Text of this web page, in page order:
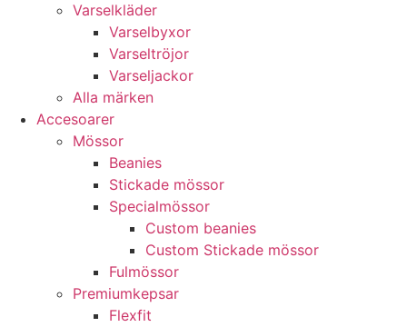
Varselkläder
Varselbyxor
Varseltröjor
Varseljackor
Alla märken
Accesoarer
Mössor
Beanies
Stickade mössor
Specialmössor
Custom beanies
Custom Stickade mössor
Fulmössor
Premiumkepsar
Flexfit